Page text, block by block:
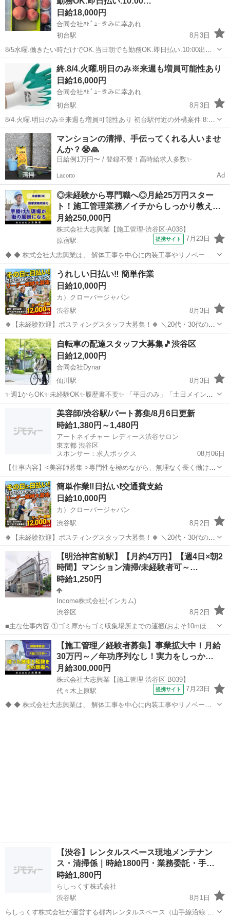
巡回クオリティチェック...
日給18,000円
合同会社ﾊﾋﾟｭｰきみに幸あれ
初台駅
8月3日
8/5水曜.働きたい時だけでOK.当日朝でも勤務OK.即日払い.10:00出勤
可能なら当日でも勤務希望受付OK.未経験老若男女OK年齢制限なし.希
望日のみOK.10月までの期間でさくらんぼ、桃、ぶどう集荷のみ運搬
スタッフ.軽...
渋谷区 初台駅 物流 スタッフ
終.8/4.火曜.明日のみ※来週も増員可能性あり
日給16,000円
合同会社ﾊﾋﾟｭｰきみに幸あれ
初台駅
8月3日
8/4.火曜.明日のみ※来週も増員可能性あり 初台駅付近の外構案件 8:00
～17:00 作業内容は建柱の穴掘り穴埋め等 16,000円 緊急案件のため氏
名と連絡先、血液型のみ必要 ヘルメット、作業着上下、安全靴、手袋
等 ...
東京 渋谷区 軽作業
マンションの清掃、手伝ってくれる人いませ
んか？😭🙏
日給例1万円〜 / 登録不要！高時給求人多数✨
Lacotto Ad
◎未経験から専門職へ◎月給25万円スター
ト！施工管理業務／イチからしっかり教え…
月給250,000円
株式会社大志興業【施工管理-渋谷区-A038】
原宿駅
提携サイト 7月23日
◆ ◆ 株式会社大志興業は、 解体工事を中心に内装工事やリノベーシ
ョン工事まで幅広く手掛ける総合建設企業です。 住宅・店舗・ビルな
ど多様な現場に対応し、解体から施工、廃棄物処理まで一貫して行っ
ています。 20代～40代の...
東京 渋谷区 原宿駅 その他
うれしい日払い‼ 簡単作業
日給10,000円
カ）クローバージャパン
渋谷駅
8月3日
🍀【未経験歓迎】ポスティングスタッフ大募集！🍀 ＼20代・30代のレ
ギュラースタッフ募集中✨ ━━🔍 こんな方にピッタリ！ ・元気に歩く
のが好き ・外で体を動かす仕事がしたい ・自由シフトでプライベート
も充実させ...
東京 渋谷区 渋谷駅 軽作業 スタッフ
自転車の配達スタッフ大募集🎵渋谷区
日給12,000円
合同会社Dynar
仙川駅
8月3日
✨週1からOK✨未経験OK✨履歴書不要✨ 「平日のみ」「土日メイン」
「Wワーク」など働き方はなんでも可！ シフト自由に組めます！ 午前
のみ午後のみ可能！ アルバイト枠もございます。 自転車は会社で用意
します🚲 ...
仙川駅 配送 スタッフ
美容師/渋谷駅/パート募集/8月6日更新
時給1,380円～1,480円
アートネイチャー レディース渋谷サロン
東京都 渋谷区
スポンサー：求人ボックス
08月06日
【仕事内容】<美容師募集 >専門性を極めながら、無理なく長く働け
る!カジュアル面談実施中 <募集職種> 美容師 <仕事内容> ・カット、
カラー等の美容師技術の提供 レディースサロン下記店舗で地毛メニュ
ーのみの働き方もあります。<ノ...
アルバイト・パート
簡単作業‼️日払い❗️交通費支給
日給10,000円
カ）クローバージャパン
渋谷駅
8月2日
🍀【未経験歓迎】ポスティングスタッフ大募集！🍀 ＼20代・30代のレ
ギュラースタッフ募集中✨ ━━🔍 こんな方にピッタリ！ ・元気に歩く
のが好き ・外で体を動かす仕事がしたい ・自由シフトでプライベート
も充実させ...
渋谷区 渋谷駅 軽作業 スタッフ
【明治神宮前駅】【月約4万円】【週4日×朝2
時間】マンション清掃/未経験者可～…
時給1,250円
Income株式会社(インカム)
渋谷区
8月2日
■主な仕事内容 ①ゴミ庫からゴミ収集場所までの運搬(およそ10mほど
を１日約10個ほど) ②エントランス・エレベーター・廊下・非常階段・
駐車駐輪場などの共用部分と外構の清掃（時間内で可能な範囲） ③清
掃結果の報告（指定...
東京 渋谷区 その他 時給
【施工管理／経験者募集】事業拡大中！月給
30万円～／年功序列なし！実力をしっか…
月給300,000円
株式会社大志興業【施工管理-渋谷区-B039】
代々木上原駅
提携サイト 7月23日
◆ ◆ 株式会社大志興業は、 解体工事を中心に内装工事やリノベーシ
【渋谷】レンタルスペース現地メンテナン
ス・清掃係｜時給1800円・業務委託・手…
時給1,800円
らしっくす株式会社
渋谷駅
8月1日
らしっくす株式会社が運営する都内レンタルスペース（山手線沿線 約